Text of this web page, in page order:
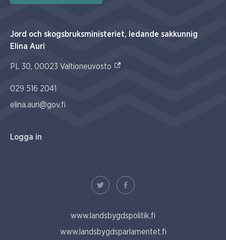
Jord och skogsbruksministeriet, ledande sakkunnig
Elina Auri
PL 30, 00023 Valtioneuvosto (Extern link)
029 516 2041
elina.auri@gov.fi
Logga in
www.landsbygdspolitik.fi
www.landsbygdsparlamentet.fi